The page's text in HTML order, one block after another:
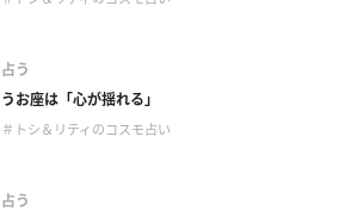
占う
うお座は「心が揺れる」
＃トシ＆リティのコスモ占い
占う